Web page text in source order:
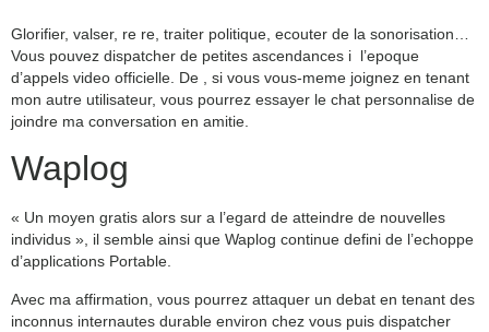
Glorifier, valser, re re, traiter politique, ecouter de la sonorisation…
Vous pouvez dispatcher de petites ascendances i l’epoque
d’appels video officielle. De , si vous vous-meme joignez en tenant
mon autre utilisateur, vous pourrez essayer le chat personnalise de
joindre ma conversation en amitie.
Waplog
« Un moyen gratis alors sur a l’egard de atteindre de nouvelles
individus », il semble ainsi que Waplog continue defini de l’echoppe
d’applications Portable.
Avec ma affirmation, vous pourrez attaquer un debat en tenant des
inconnus internautes durable environ chez vous puis dispatcher